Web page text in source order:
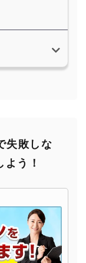
失敗しな
う！